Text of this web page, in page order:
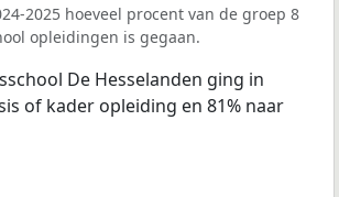
2025 hoeveel procent van de groep 8
opleidingen is gegaan.
De Hesselanden ging in
of kader opleiding en 81% naar